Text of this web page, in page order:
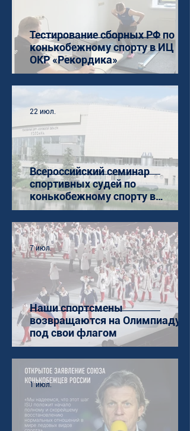
Тестирование сборных РФ по
конькобежному спорту в ИЦ
ОКР «Рекордика»
Всероссийский семинар
спортивных судей по
конькобежному спорту в
Коломне
22 июл.
Наши спортсмены
возвращаются на Олимпиаду
под свои флагом
7 июл.
1 июл.